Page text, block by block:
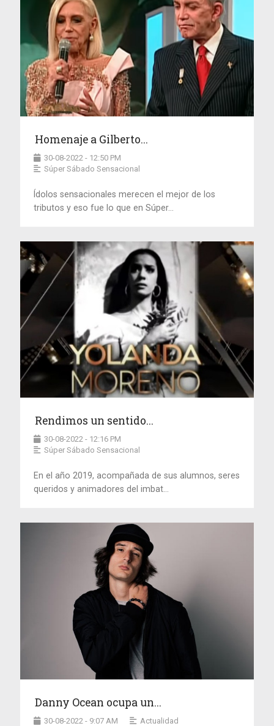
Homenaje a Gilberto...
30-08-2022 - 12:50 PM
Súper Sábado Sensacional
Ídolos sensacionales merecen el mejor de los
tributos y eso fue lo que en Súper...
Rendimos un sentido...
30-08-2022 - 12:16 PM
Súper Sábado Sensacional
En el año 2019, acompañada de sus alumnos, seres
queridos y animadores del imbat...
Danny Ocean ocupa un...
30-08-2022 - 9:07 AM Actualidad